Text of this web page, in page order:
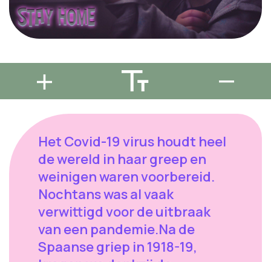
Het Covid-19 virus houdt heel
de wereld in haar greep en
weinigen waren voorbereid.
Nochtans was al vaak
verwittigd voor de uitbraak
van een pandemie.Na de
Spaanse griep in 1918-19,